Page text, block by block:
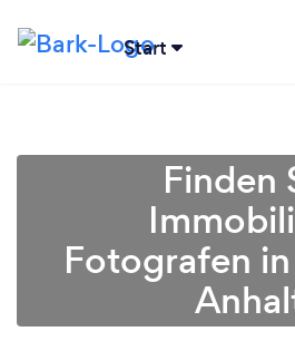
Start
Finden
Fotografen